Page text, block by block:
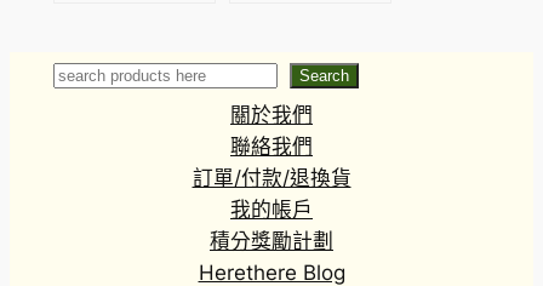
Search Search
關於我們
聯絡我們
訂單/付款/退換貨
我的帳戶
積分獎勵計劃
Herethere Blog